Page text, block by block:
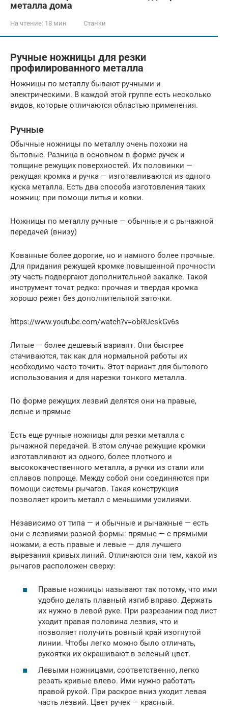
металла дома
На чтение: 18 мин Станки
Ручные ножницы для резки
профилированного металла
Ножницы по металлу бывают ручными и
электрическими. В каждой этой группе есть несколько
видов, которые отличаются областью применения.
Ручные
Обычные ножницы по металлу очень похожи на
бытовые. Разница в основном в форме ручек и
толщине режущих поверхностей. Их половинки —
режущая кромка и ручка — изготавливаются из одного
куска металла. Есть два способа изготовления таких
ножниц: при помощи литья и ковки.
Ножницы по металлу ручные — обычные и с рычажной
передачей (внизу)
Кованные более дорогие, но и намного более прочные.
Для придания режущей кромке повышенной прочности
эту часть подвергают дополнительной закалке. Такой
инструмент точат редко: прочная и твердая кромка
хорошо режет без дополнительной заточки.
https://www.youtube.com/watch?v=obRUeskGv6s
Литые — более дешевый вариант. Они быстрее
стачиваются, так как для нормальной работы их
необходимо часто точить. Этот вариант для бытового
использования и для нарезки тонкого металла.
По форме режущих лезвий делятся они на правые,
левые и прямые
Есть еще ручные ножницы для резки металла с
рычажной передачей. В этом случае режущие кромки
изготавливают из одного, более плотного и
высококачественного металла, а ручки из стали или
сплавов попроще. Между собой они соединяются при
помощи системы рычагов. Такая конструкция
позволяет кроить металл с меньшими усилиями.
Независимо от типа — и обычные и рычажные — есть
они с лезвиями разной формы: прямые — с прямыми
ножами, а есть правые и левые — для лучшего
вырезания кривых линий. Отличаются они тем, какой из
рычагов расположен сверху:
Правые ножницы называют так потому, что ими
удобно делать плавный изгиб вправо. Держать
их нужно в левой руке. При разрезании под лист
уходит правая половина лезвия, что и
позволяет получить ровный край изогнутой
линии. Чтобы легко можно было отличать,
рукоятки их окрашивают в зеленый цвет.
Левыми ножницами, соответственно, легко
резать кривые влево. Ими нужно работать
правой рукой. При раскрое вниз уходит левая
часть лезвий. Цвет ручек — красный.